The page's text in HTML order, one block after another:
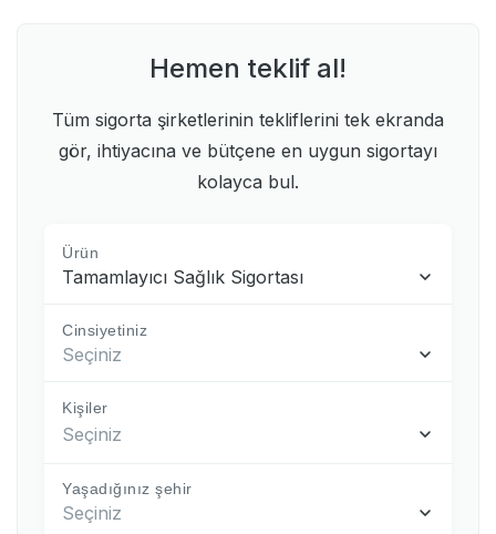
Hemen teklif al!
Tüm sigorta şirketlerinin tekliflerini tek ekranda
gör, ihtiyacına ve bütçene en uygun sigortayı
kolayca bul.
Ürün
Tamamlayıcı Sağlık Sigortası
Cinsiyetiniz
Seçiniz
Kişiler
Seçiniz
Yaşadığınız şehir
Seçiniz